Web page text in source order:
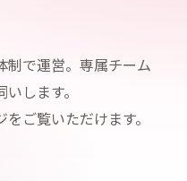
制で運営。専属チーム
します。
ご覧いただけます。